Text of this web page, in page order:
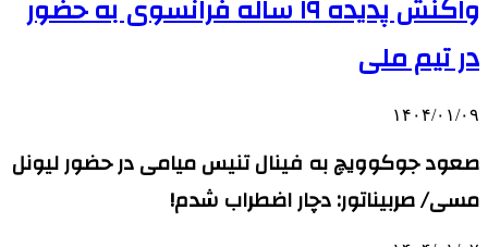
واکنش پدیده ۱۹ ساله فرانسوی به حضور
در تیم ملی
۱۴۰۴/۰۱/۰۹
صعود جوکوویچ به فینال تنیس میامی در حضور لیونل
مسی/ صربیناتور: دچار اضطراب شدم!